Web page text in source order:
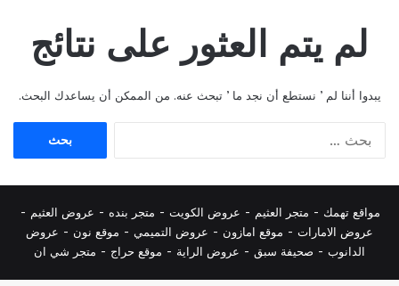
لم يتم العثور على نتائج
يبدوا أننا لم ’ نستطع أن نجد ما ’ تبحث عنه. من الممكن أن يساعدك البحث.
مواقع تهمك - متجر العثيم - عروض الكويت - متجر بنده - عروض العثيم -
عروض الامارات - موقع امازون - عروض التميمي - موقع نون - عروض
الدانوب - صحيفة سبق - عروض الراية - موقع حراج - متجر شي ان